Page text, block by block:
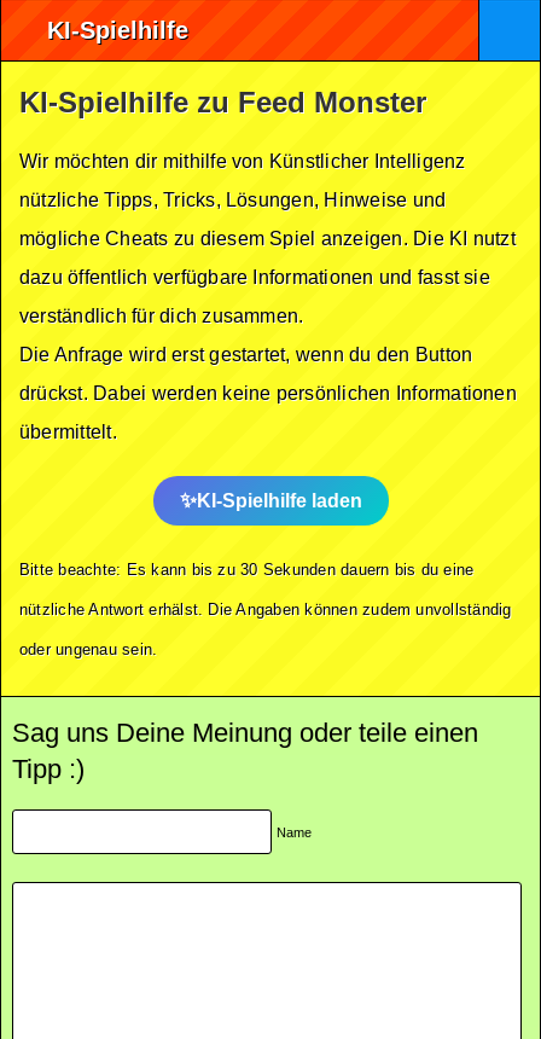
KI-Spielhilfe
KI-Spielhilfe zu Feed Monster
Wir möchten dir mithilfe von Künstlicher Intelligenz
nützliche Tipps, Tricks, Lösungen, Hinweise und
mögliche Cheats zu diesem Spiel anzeigen. Die KI nutzt
dazu öffentlich verfügbare Informationen und fasst sie
verständlich für dich zusammen.
Die Anfrage wird erst gestartet, wenn du den Button
drückst. Dabei werden keine persönlichen Informationen
übermittelt.
KI-Spielhilfe laden
Bitte beachte: Es kann bis zu 30 Sekunden dauern bis du eine
nützliche Antwort erhälst. Die Angaben können zudem unvollständig
oder ungenau sein.
Sag uns Deine Meinung oder teile einen
Tipp :)
Name